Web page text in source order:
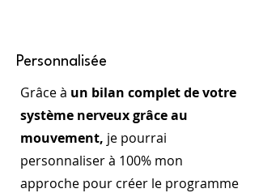
Personnalisée
Grâce à un bilan complet de votre
système nerveux grâce au
mouvement, je pourrai
personnaliser à 100% mon
approche pour créer le programme